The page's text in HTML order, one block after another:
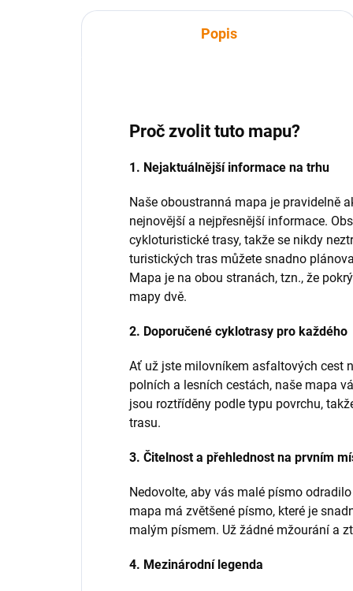
Popis
Proč zvolit tuto mapu?
1. Nejaktuálnější informace na trhu
Naše oboustranná mapa je pravidelně
nejnovější a nejpřesnější informace.
cykloturistické trasy, takže se nikdy
turistických tras můžete snadno
Mapa je na obou stranách, tzn., že
mapy dvě.
2. Doporučené cyklotrasy pro každého
Ať už jste milovníkem asfaltových cest
polních a lesních cestách, naše mapa
jsou roztříděny podle typu povrchu,
trasu.
3. Čitelnost a přehlednost na prvním
Nedovolte, aby vás malé písmo
mapa má zvětšené písmo, které je
malým písmem. Už žádné mžourání a
4. Mezinárodní legenda